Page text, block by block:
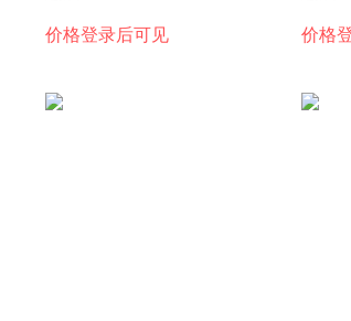
价格登录后可见 价格